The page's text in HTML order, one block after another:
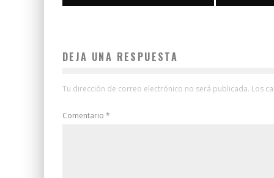
DEJA UNA RESPUESTA
Tu dirección de correo electrónico no será publicada. Los
Comentario *